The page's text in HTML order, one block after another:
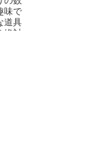
味で
道具
絶対